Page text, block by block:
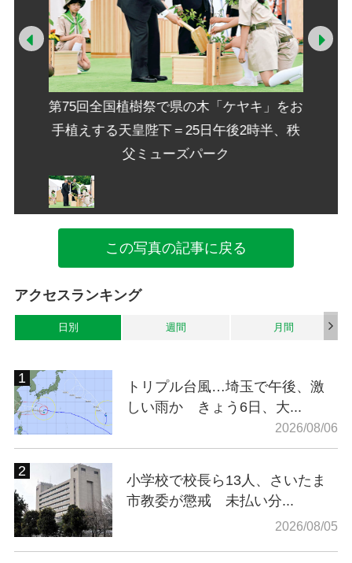
第75回全国植樹祭で県の木「ケヤキ」をお
手植えする天皇陛下＝25日午後2時半、秩
父ミューズパーク
Prev
この写真の記事に戻る
アクセスランキング
日別 週間 月間
トリプル台風…埼玉で午後、激
しい雨か きょう6日、大...
2026/08/06
小学校で校長ら13人、さいたま
市教委が懲戒 未払い分...
2026/08/05